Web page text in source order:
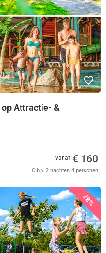
op Attractie- &
vanaf € 160
O.b.v. 2 nachten 4 personen
28%